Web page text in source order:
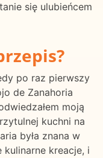
się ulubieńcem
po raz pierwszy
de Zanahoria
moją
kuchni na
była znana w
kreacje, i